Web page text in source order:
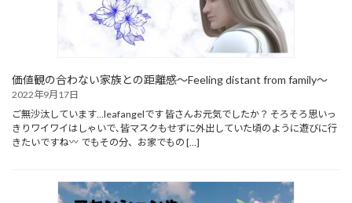
価値観の合わない家族との距離感～Feeling distant from family～
2022年9月17日
ご無沙汰しています…leafangelです 皆さんお元気でしたか？ そろそろ思いっ
きりワイワイはしゃいで､皆マスクもせずに外出していた頃のように遊びに行
きたいですね
でもその分、お家でもの […]